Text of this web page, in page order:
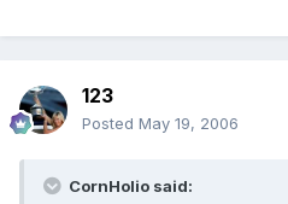
123
Posted May 19, 2006
CornHolio said: